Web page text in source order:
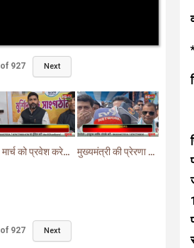
of 927 Next
7 मार्च को प्रवेश करेगा मुर्शिदाबाद में बीजेपी का परिवर्तन यात्रा रथ मुख्यमंत्री की प्रेरणा से दो महत्वपूर्ण योजनाओं का हुआ शिलान्यास
of 927 Next